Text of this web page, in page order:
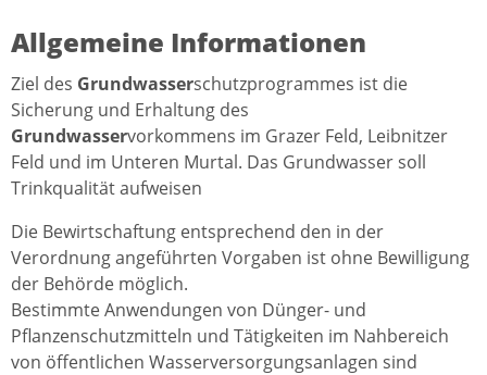
Allgemeine Informationen
Ziel des Grundwasserschutzprogrammes ist die
Sicherung und Erhaltung des
Grundwasservorkommens im Grazer Feld, Leibnitzer
Feld und im Unteren Murtal. Das Grundwasser soll
Trinkqualität aufweisen
Die Bewirtschaftung entsprechend den in der
Verordnung angeführten Vorgaben ist ohne Bewilligung
der Behörde möglich.
Bestimmte Anwendungen von Dünger- und
Pflanzenschutzmitteln und Tätigkeiten im Nahbereich
von öffentlichen Wasserversorgungsanlagen sind